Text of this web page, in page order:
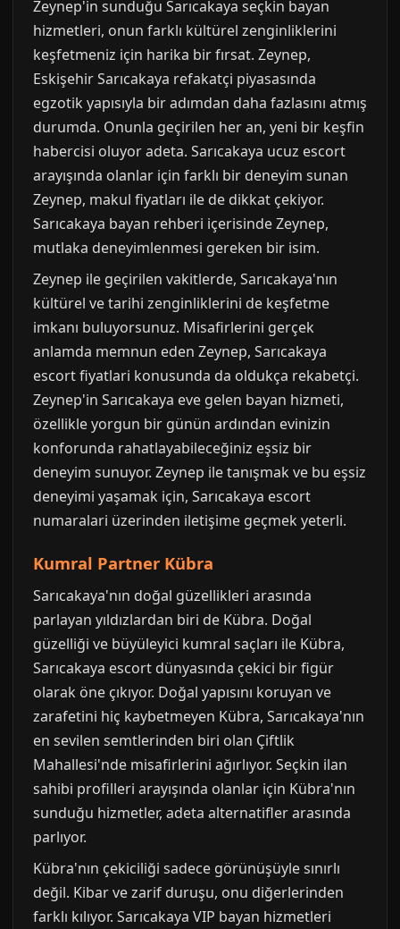
Zeynep'in sunduğu Sarıcakaya seçkin bayan
hizmetleri, onun farklı kültürel zenginliklerini
keşfetmeniz için harika bir fırsat. Zeynep,
Eskişehir Sarıcakaya refakatçi piyasasında
egzotik yapısıyla bir adımdan daha fazlasını atmış
durumda. Onunla geçirilen her an, yeni bir keşfin
habercisi oluyor adeta. Sarıcakaya ucuz escort
arayışında olanlar için farklı bir deneyim sunan
Zeynep, makul fiyatları ile de dikkat çekiyor.
Sarıcakaya bayan rehberi içerisinde Zeynep,
mutlaka deneyimlenmesi gereken bir isim.
Zeynep ile geçirilen vakitlerde, Sarıcakaya'nın
kültürel ve tarihi zenginliklerini de keşfetme
imkanı buluyorsunuz. Misafirlerini gerçek
anlamda memnun eden Zeynep, Sarıcakaya
escort fiyatlari konusunda da oldukça rekabetçi.
Zeynep'in Sarıcakaya eve gelen bayan hizmeti,
özellikle yorgun bir günün ardından evinizin
konforunda rahatlayabileceğiniz eşsiz bir
deneyim sunuyor. Zeynep ile tanışmak ve bu eşsiz
deneyimi yaşamak için, Sarıcakaya escort
numaralari üzerinden iletişime geçmek yeterli.
Kumral Partner Kübra
Sarıcakaya'nın doğal güzellikleri arasında
parlayan yıldızlardan biri de Kübra. Doğal
güzelliği ve büyüleyici kumral saçları ile Kübra,
Sarıcakaya escort dünyasında çekici bir figür
olarak öne çıkıyor. Doğal yapısını koruyan ve
zarafetini hiç kaybetmeyen Kübra, Sarıcakaya'nın
en sevilen semtlerinden biri olan Çiftlik
Mahallesi'nde misafirlerini ağırlıyor. Seçkin ilan
sahibi profilleri arayışında olanlar için Kübra'nın
sunduğu hizmetler, adeta alternatifler arasında
parlıyor.
Kübra'nın çekiciliği sadece görünüşüyle sınırlı
değil. Kibar ve zarif duruşu, onu diğerlerinden
farklı kılıyor. Sarıcakaya VIP bayan hizmetleri